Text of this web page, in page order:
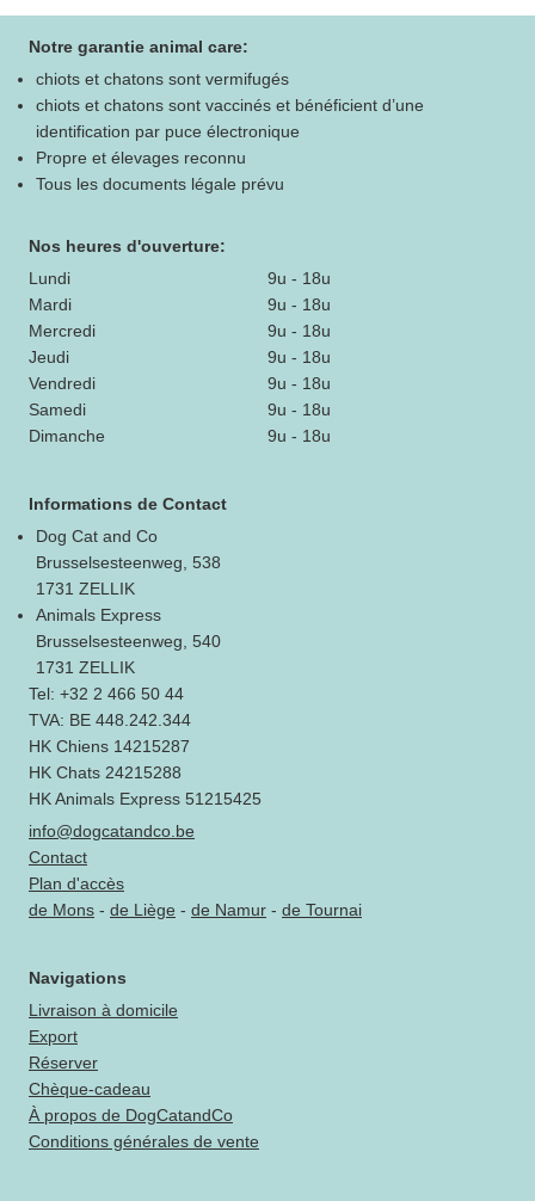
Notre garantie animal care:
chiots et chatons sont vermifugés
chiots et chatons sont vaccinés et bénéficient d’une
identification par puce électronique
Propre et élevages reconnu
Tous les documents légale prévu
Nos heures d'ouverture:
Lundi
9u - 18u
Mardi
9u - 18u
Mercredi
9u - 18u
Jeudi
9u - 18u
Vendredi
9u - 18u
Samedi
9u - 18u
Dimanche
9u - 18u
Informations de Contact
Dog Cat and Co
Brusselsesteenweg, 538
1731 ZELLIK
Animals Express
Brusselsesteenweg, 540
1731 ZELLIK
Tel: +32 2 466 50 44
TVA: BE 448.242.344
HK Chiens 14215287
HK Chats 24215288
HK Animals Express 51215425
info@dogcatandco.be
Contact
Plan d'accès
de Mons - de Liège - de Namur - de Tournai
Navigations
Livraison à domicile
Export
Réserver
Chèque-cadeau
À propos de DogCatandCo
Conditions générales de vente